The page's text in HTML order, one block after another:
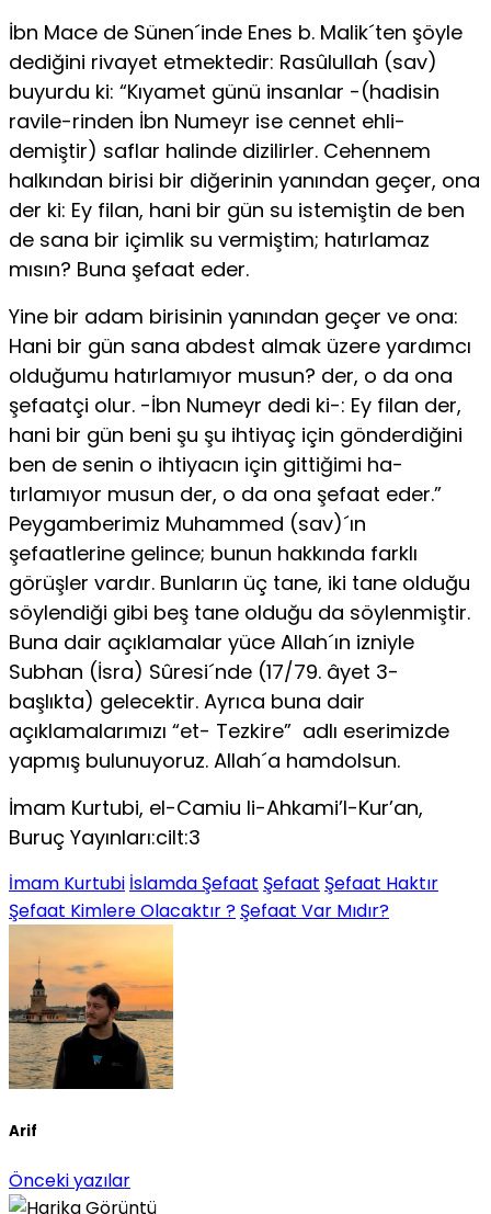
İbn Mace de Sünen´inde Enes b. Malik´ten şöyle
dediğini rivayet etmek­tedir: Rasûlullah (sav)
buyurdu ki: “Kıyamet günü insanlar -(hadisin
ravile-rinden İbn Numeyr ise cennet ehli-
demiştir) saflar halinde dizilirler. Cehen­nem
halkından birisi bir diğerinin yanından geçer, ona
der ki: Ey filan, hani bir gün su istemiştin de ben
de sana bir içimlik su vermiştim; hatırlamaz
mısın? Buna şefaat eder.
Yine bir adam birisinin yanından geçer ve ona:
Ha­ni bir gün sana abdest almak üzere yardımcı
olduğumu hatırlamıyor musun? der, o da ona
şefaatçi olur. -İbn Numeyr dedi ki-: Ey filan der,
hani bir gün beni şu şu ihtiyaç için gönderdiğini
ben de senin o ihtiyacın için gittiğimi ha­
tırlamıyor musun der, o da ona şefaat eder.”
Peygamberimiz Muhammed (sav)´ın
şefaatlerine gelince; bunun hakkında farklı
görüşler vardır. Bunla­rın üç tane, iki tane olduğu
söylendiği gibi beş tane olduğu da söylenmiş­tir.
Buna dair açıklamalar yüce Allah´ın izniyle
Subhan (İsra) Sûresi´nde (17/79. âyet 3-
başlıkta) gelecektir. Ayrıca buna dair
açıklamalarımızı “et- Tez­kire” adlı eserimizde
yapmış bulunuyoruz. Allah´a hamdolsun.
İmam Kurtubi, el-Camiu li-Ahkami’l-Kur’an,
Buruç Yayınları:cilt:3
İmam Kurtubi İslamda Şefaat Şefaat Şefaat Haktır
Şefaat Kimlere Olacaktır ? Şefaat Var Mıdır?
Arif
Önceki yazılar